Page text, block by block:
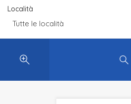
Località
Tutte le località